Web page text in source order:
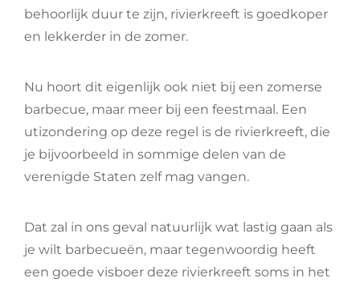
behoorlijk duur te zijn, rivierkreeft is goedkoper
en lekkerder in de zomer.
Nu hoort dit eigenlijk ook niet bij een zomerse
barbecue, maar meer bij een feestmaal. Een
utizondering op deze regel is de rivierkreeft, die
je bijvoorbeeld in sommige delen van de
verenigde Staten zelf mag vangen.
Dat zal in ons geval natuurlijk wat lastig gaan als
je wilt barbecueën, maar tegenwoordig heeft
een goede visboer deze rivierkreeft soms in het